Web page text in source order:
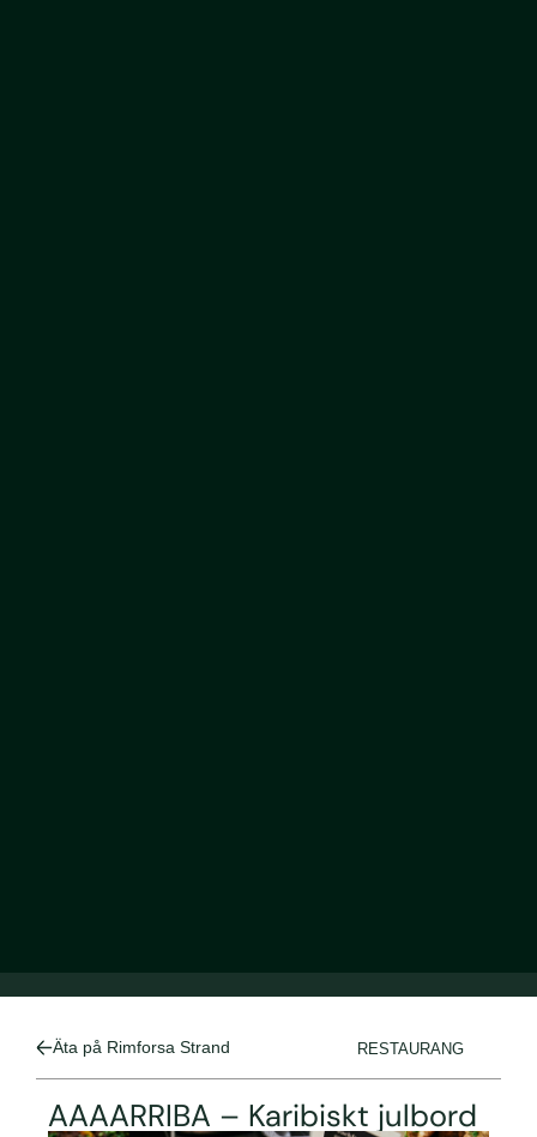
Äta på Rimforsa Strand RESTAURANG
AAAARRIBA – Karibiskt julbord